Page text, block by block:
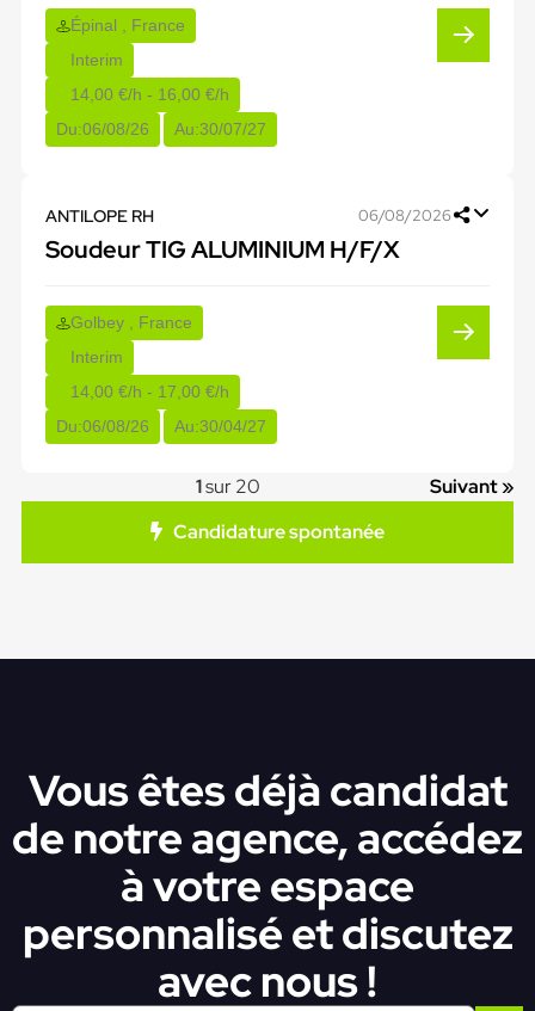
Épinal , France
Interim
14,00 €/h - 16,00 €/h
Du:06/08/26 Au:30/07/27
ANTILOPE RH 06/08/2026
Soudeur TIG ALUMINIUM H/F/X
Golbey , France
Interim
14,00 €/h - 17,00 €/h
Du:06/08/26 Au:30/04/27
1sur 20
Suivant »
Candidature spontanée
Vous êtes déjà candidat
de notre agence, accédez
à votre espace
personnalisé et discutez
avec nous !